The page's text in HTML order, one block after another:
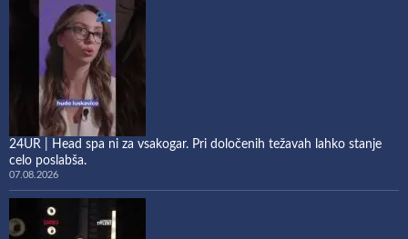
24UR | Head spa ni za vsakogar. Pri določenih težavah lahko stanje
celo poslabša.
07.08.2026